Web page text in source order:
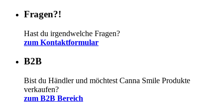
Fragen?!
Hast du irgendwelche Fragen?
zum Kontaktformular
B2B
Bist du Händler und möchtest Canna Smile Produkte
verkaufen?
zum B2B Bereich